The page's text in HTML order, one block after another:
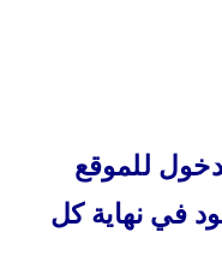
للموقع
في نهاية كل